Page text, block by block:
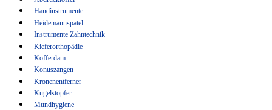
Scheren
Schlüsselanhänger
Sonden
Spritzen
Sterilisation
Tasterzirkel Messzirkel
Handinstrumente
Heidemannspatel
Instrumente Zahntechnik
Kieferorthopädie
Kofferdam
Konuszangen
Kronenentferner
Kugelstopfer
Mundhygiene